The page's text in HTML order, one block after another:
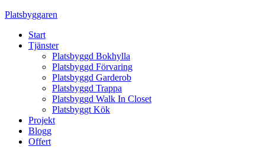
Skip
content
Platsbyggaren
Start
Tjänster
Platsbyggd Bokhylla
Platsbyggd Förvaring
Platsbyggd Garderob
Platsbyggd Trappa
Platsbyggd Walk In Closet
Platsbyggt Kök
Projekt
Blogg
Offert